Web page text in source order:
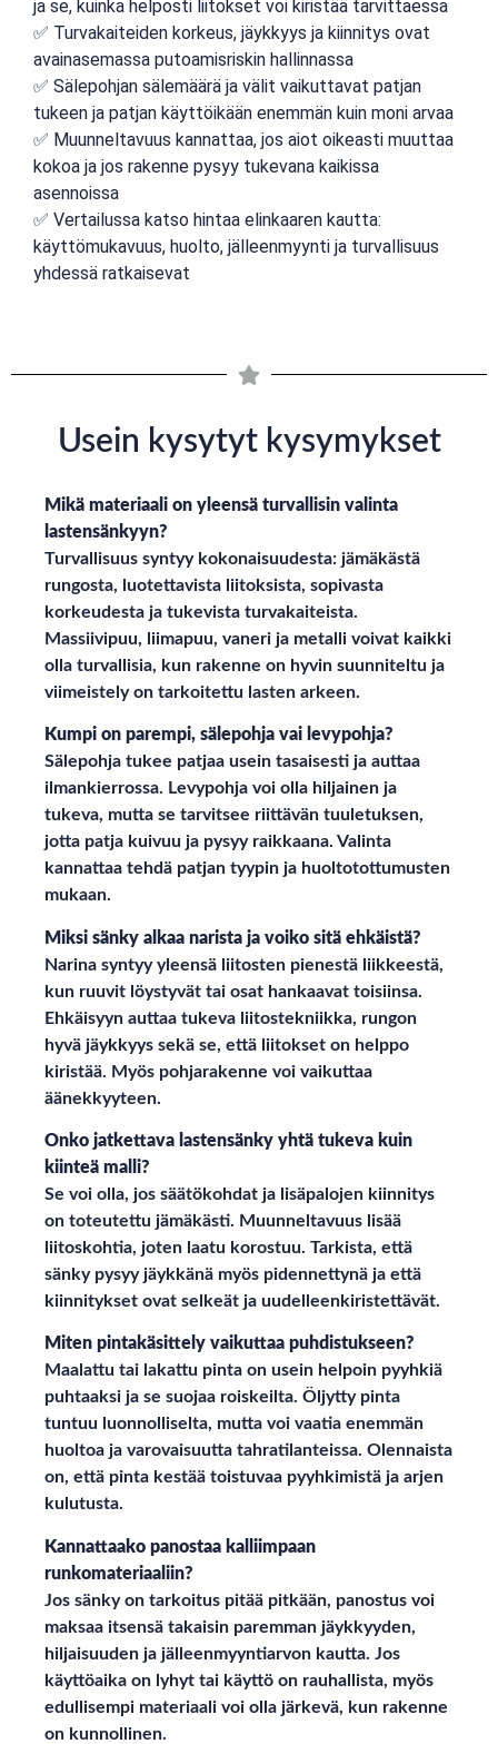
ja se, kuinka helposti liitokset voi kiristää tarvittaessa
✅ Turvakaiteiden korkeus, jäykkyys ja kiinnitys ovat
avainasemassa putoamisriskin hallinnassa
✅ Sälepohjan sälemäärä ja välit vaikuttavat patjan
tukeen ja patjan käyttöikään enemmän kuin moni arvaa
✅ Muunneltavuus kannattaa, jos aiot oikeasti muuttaa
kokoa ja jos rakenne pysyy tukevana kaikissa
asennoissa
✅ Vertailussa katso hintaa elinkaaren kautta:
käyttömukavuus, huolto, jälleenmyynti ja turvallisuus
yhdessä ratkaisevat
Usein kysytyt kysymykset
Mikä materiaali on yleensä turvallisin valinta
lastensänkyyn?
Turvallisuus syntyy kokonaisuudesta: jämäkästä
rungosta, luotettavista liitoksista, sopivasta
korkeudesta ja tukevista turvakaiteista.
Massiivipuu, liimapuu, vaneri ja metalli voivat kaikki
olla turvallisia, kun rakenne on hyvin suunniteltu ja
viimeistely on tarkoitettu lasten arkeen.
Kumpi on parempi, sälepohja vai levypohja?
Sälepohja tukee patjaa usein tasaisesti ja auttaa
ilmankierrossa. Levypohja voi olla hiljainen ja
tukeva, mutta se tarvitsee riittävän tuuletuksen,
jotta patja kuivuu ja pysyy raikkaana. Valinta
kannattaa tehdä patjan tyypin ja huoltotottumusten
mukaan.
Miksi sänky alkaa narista ja voiko sitä ehkäistä?
Narina syntyy yleensä liitosten pienestä liikkeestä,
kun ruuvit löystyvät tai osat hankaavat toisiinsa.
Ehkäisyyn auttaa tukeva liitostekniikka, rungon
hyvä jäykkyys sekä se, että liitokset on helppo
kiristää. Myös pohjarakenne voi vaikuttaa
äänekkyyteen.
Onko jatkettava lastensänky yhtä tukeva kuin
kiinteä malli?
Se voi olla, jos säätökohdat ja lisäpalojen kiinnitys
on toteutettu jämäkästi. Muunneltavuus lisää
liitoskohtia, joten laatu korostuu. Tarkista, että
sänky pysyy jäykkänä myös pidennettynä ja että
kiinnitykset ovat selkeät ja uudelleenkiristettävät.
Miten pintakäsittely vaikuttaa puhdistukseen?
Maalattu tai lakattu pinta on usein helpoin pyyhkiä
puhtaaksi ja se suojaa roiskeilta. Öljytty pinta
tuntuu luonnolliselta, mutta voi vaatia enemmän
huoltoa ja varovaisuutta tahratilanteissa. Olennaista
on, että pinta kestää toistuvaa pyyhkimistä ja arjen
kulutusta.
Kannattaako panostaa kalliimpaan
runkomateriaaliin?
Jos sänky on tarkoitus pitää pitkään, panostus voi
maksaa itsensä takaisin paremman jäykkyyden,
hiljaisuuden ja jälleenmyyntiarvon kautta. Jos
käyttöaika on lyhyt tai käyttö on rauhallista, myös
edullisempi materiaali voi olla järkevä, kun rakenne
on kunnollinen.